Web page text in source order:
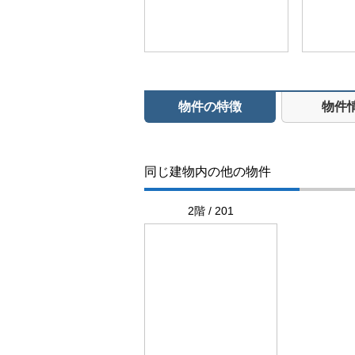
物件の特徴 物件
同じ建物内の他の物件
2階 / 201